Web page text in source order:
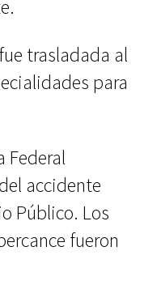
trasladada al
para
Federal
accidente
Público. Los
fueron